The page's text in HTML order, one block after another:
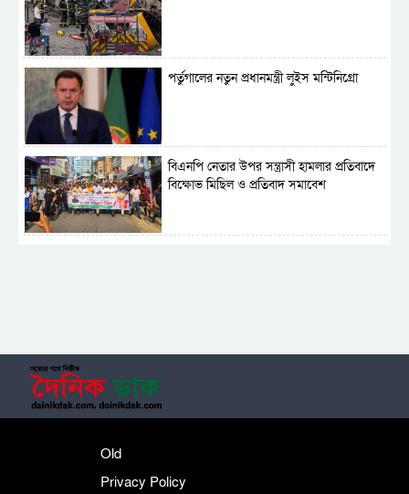
পর্তুগালের নতুন প্রধানমন্ত্রী লুইস মন্টিনিগ্রো
বিএনপি নেতার উপর সন্ত্রাসী হামলার প্রতিবাদে
বিক্ষোভ মিছিল ও প্রতিবাদ সমাবেশ
Old
Privacy Policy